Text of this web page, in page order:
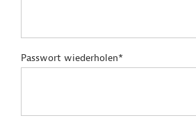
Passwort wiederholen*